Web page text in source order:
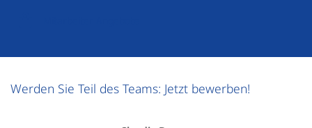
Werden Sie Teil des Teams: Jetzt bewerben!